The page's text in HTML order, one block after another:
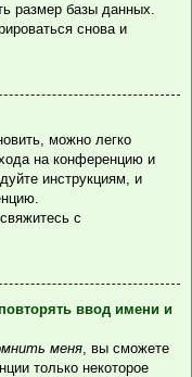
размер базы данных.
снова и
можно легко
на конференцию и
инструкциям, и
с
ввод имени и
меня , вы сможете
только некоторое